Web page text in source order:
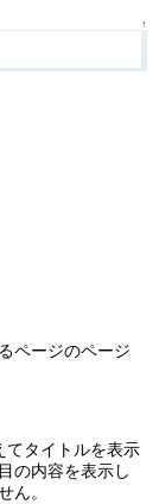
↑
ページのページ
てタイトルを表示
の内容を表示し
ん。